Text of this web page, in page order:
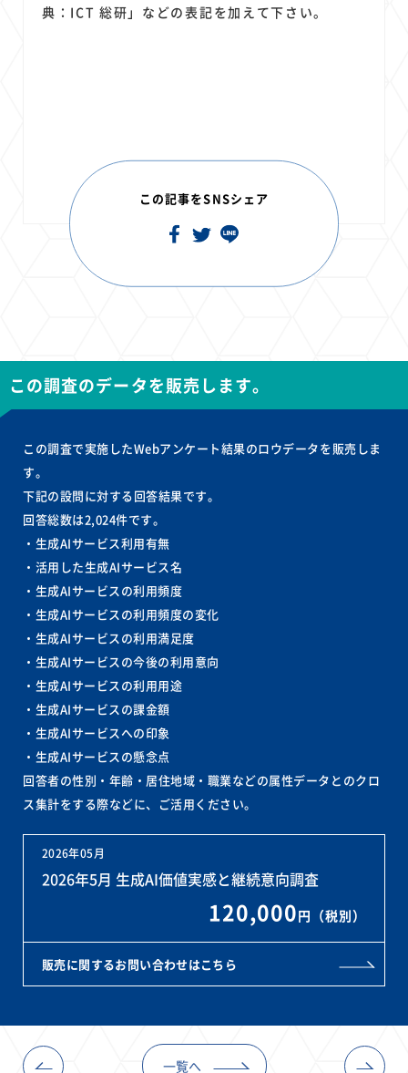
典：ICT 総研」などの表記を加えて下さい。
この記事をSNSシェア
この調査のデータを販売します。
この調査で実施したWebアンケート結果のロウデータを販売しま
す。
下記の設問に対する回答結果です。
回答総数は2,024件です。
・生成AIサービス利用有無
・活用した生成AIサービス名
・生成AIサービスの利用頻度
・生成AIサービスの利用頻度の変化
・生成AIサービスの利用満足度
・生成AIサービスの今後の利用意向
・生成AIサービスの利用用途
・生成AIサービスの課金額
・生成AIサービスへの印象
・生成AIサービスの懸念点
回答者の性別・年齢・居住地域・職業などの属性データとのクロ
ス集計をする際などに、ご活用ください。
2026年05月
2026年5月 生成AI価値実感と継続意向調査
120,000円（税別）
販売に関するお問い合わせはこちら
一覧へ